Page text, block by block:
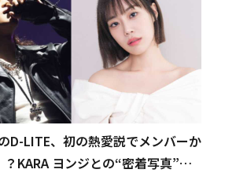
D-LITE、初の熱愛説でメンバーか
？KARA ヨンジとの“密着写真”の